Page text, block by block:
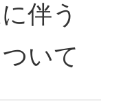
伴う
いて